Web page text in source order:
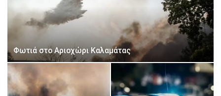
Φωτιά στο Αριοχώρι Καλαμάτας